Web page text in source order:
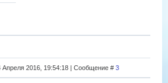
Апреля 2016, 19:54:18 | Сообщение # 3